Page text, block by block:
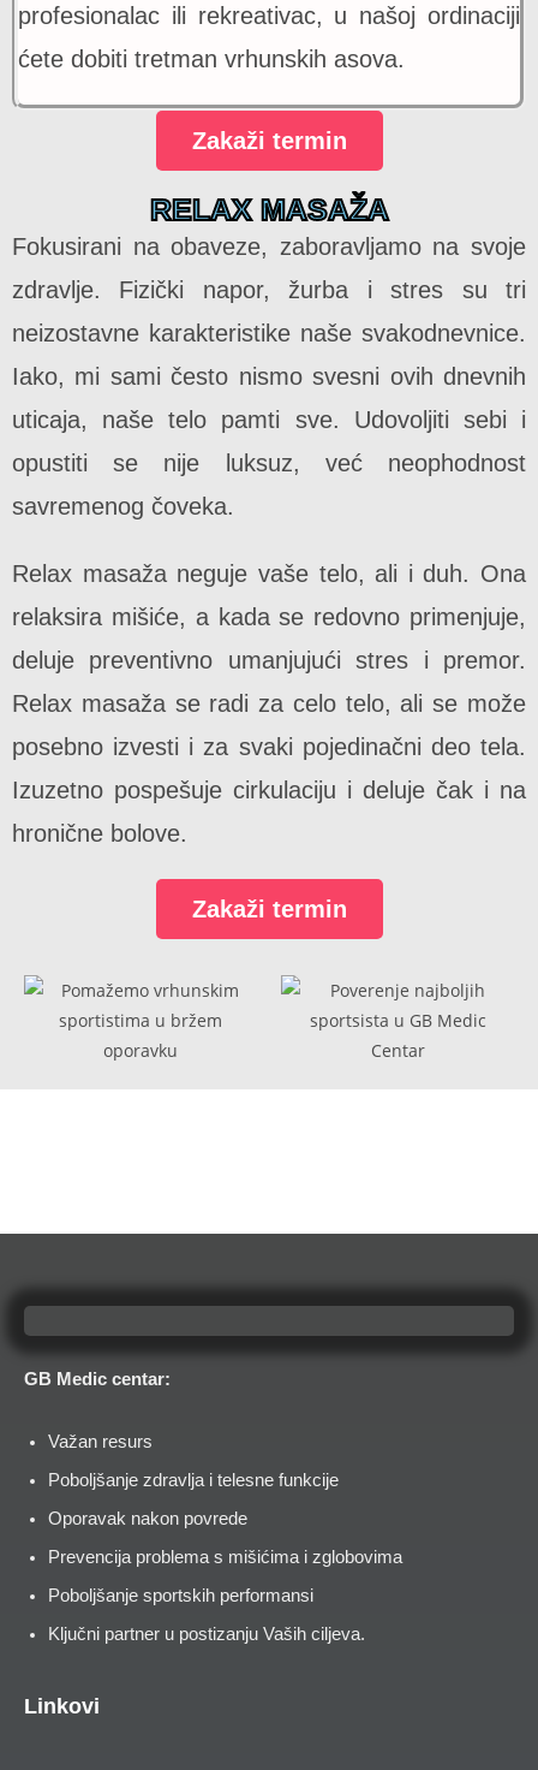
profesionalac ili rekreativac, u našoj ordinaciji
ćete dobiti tretman vrhunskih asova.
Zakaži termin
RELAX MASAŽA
Fokusirani na obaveze, zaboravljamo na svoje
zdravlje. Fizički napor, žurba i stres su tri
neizostavne karakteristike naše svakodnevnice.
Iako, mi sami često nismo svesni ovih dnevnih
uticaja, naše telo pamti sve. Udovoljiti sebi i
opustiti se nije luksuz, već neophodnost
savremenog čoveka.
Relax masaža neguje vaše telo, ali i duh. Ona
relaksira mišiće, a kada se redovno primenjuje,
deluje preventivno umanjujući stres i premor.
Relax masaža se radi za celo telo, ali se može
posebno izvesti i za svaki pojedinačni deo tela.
Izuzetno pospešuje cirkulaciju i deluje čak i na
hronične bolove.
Zakaži termin
GB Medic centar:
Važan resurs
Poboljšanje zdravlja i telesne funkcije
Oporavak nakon povrede
Prevencija problema s mišićima i zglobovima
Poboljšanje sportskih performansi
Ključni partner u postizanju Vaših ciljeva.
Linkovi